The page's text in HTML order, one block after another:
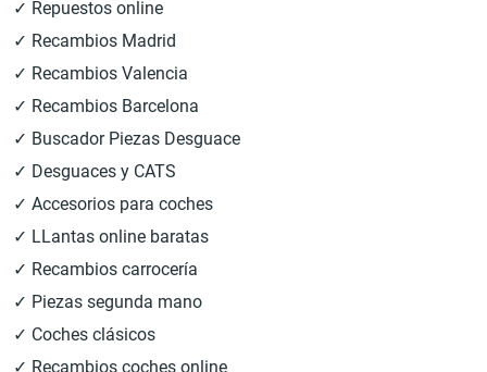
✓ Repuestos online
✓ Recambios Madrid
✓ Recambios Valencia
✓ Recambios Barcelona
✓ Buscador Piezas Desguace
✓ Desguaces y CATS
✓ Accesorios para coches
✓ LLantas online baratas
✓ Recambios carrocería
✓ Piezas segunda mano
✓ Coches clásicos
✓ Recambios coches online